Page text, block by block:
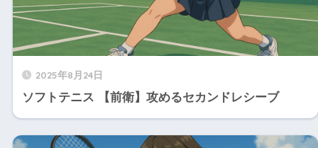
2025年8月24日
ソフトテニス 【前衛】攻めるセカンドレシーブ